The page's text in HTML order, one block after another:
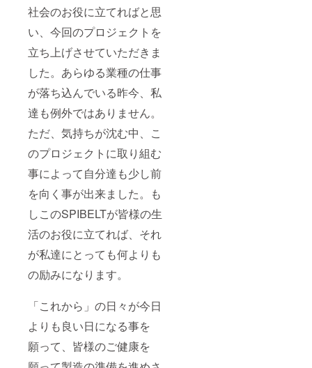
社会のお役に立てればと思
い、今回のプロジェクトを
立ち上げさせていただきま
した。あらゆる業種の仕事
が落ち込んでいる昨今、私
達も例外ではありません。
ただ、気持ちが沈む中、こ
のプロジェクトに取り組む
事によって自分達も少し前
を向く事が出来ました。も
しこのSPIBELTが皆様の生
活のお役に立てれば、それ
が私達にとっても何よりも
の励みになります。
「これから」の日々が今日
よりも良い日になる事を
願って、皆様のご健康を